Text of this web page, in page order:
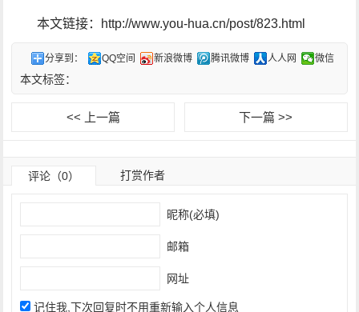
本文链接：http://www.you-hua.cn/post/823.html
分享到： QQ空间 新浪微博 腾讯微博 人人网 微信
本文标签：
<< 上一篇 下一篇 >>
评论（0） 打赏作者
昵称(必填)
邮箱
网址
记住我,下次回复时不用重新输入个人信息